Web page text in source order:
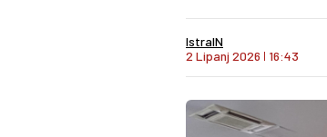
IstraIN
2 Lipanj 2026 I 16:43